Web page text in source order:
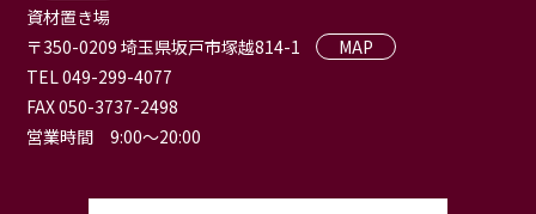
資材置き場
〒350-0209 埼玉県坂戸市塚越814-1
MAP
TEL 049-299-4077
FAX 050-3737-2498
営業時間 9:00〜20:00